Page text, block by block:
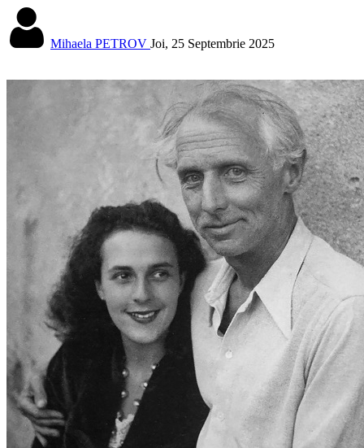
Mihaela PETROV Joi, 25 Septembrie 2025